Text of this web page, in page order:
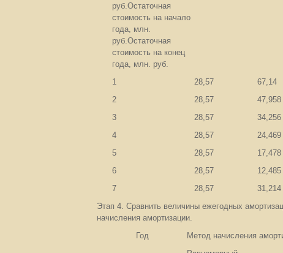
руб.Остаточная
стоимость на начало
года, млн.
руб.Остаточная
стоимость на конец
года, млн. руб.
1
28,57 67,14
2
28,57 47,958
3
28,57 34,256
4
28,57 24,469
5
28,57 17,478
6
28,57 12,485
7
28,57 31,214
Этап 4. Сравнить величины ежегодных
начисления амортизации.
Год
Метод начисления